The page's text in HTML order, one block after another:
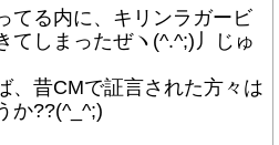
てる内に、キリンラガービ
てしまったぜヽ(^.^;)丿じゅ
昔CMで証言された方々は
か??(^_^;)